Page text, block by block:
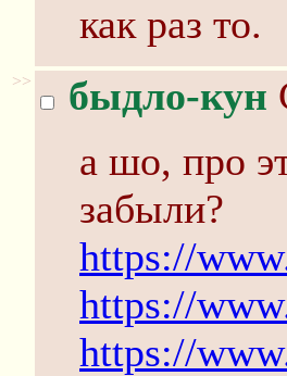
как раз то.
>> быдло-кун
а шо, про
забыли?
https://
https://
https://